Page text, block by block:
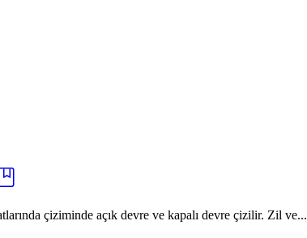
çiziminde açık devre ve kapalı devre çizilir. Zil ve...